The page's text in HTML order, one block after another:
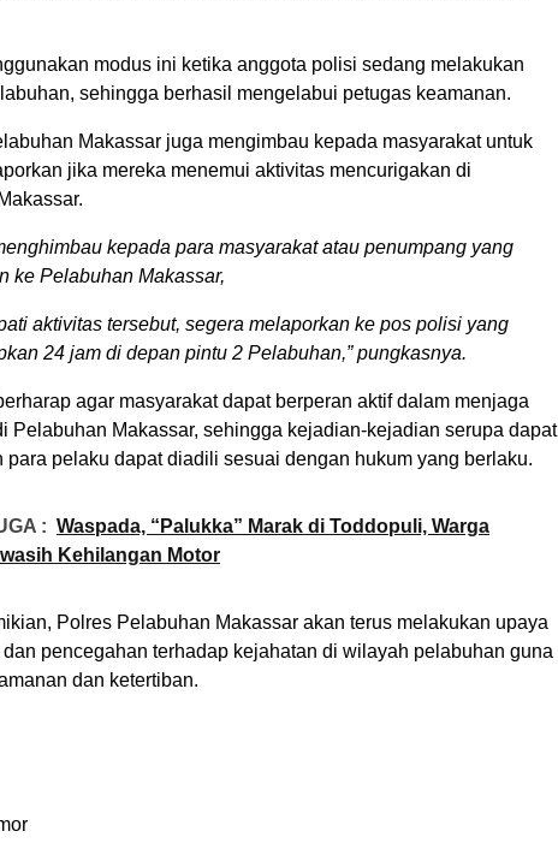
modus ini ketika anggota polisi sedang melakukan
sehingga berhasil mengelabui petugas keamanan.
Makassar juga mengimbau kepada masyarakat untuk
jika mereka menemui aktivitas mencurigakan di
kepada para masyarakat atau penumpang yang
ke Pelabuhan Makassar,
aktivitas tersebut, segera melaporkan ke pos polisi yang
24 jam di depan pintu 2 Pelabuhan,” pungkasnya.
agar masyarakat dapat berperan aktif dalam menjaga
Pelabuhan Makassar, sehingga kejadian-kejadian serupa dapat
para pelaku dapat diadili sesuai dengan hukum yang berlaku.
: Waspada, “Palukka” Marak di Toddopuli, Warga
Kehilangan Motor
Polres Pelabuhan Makassar akan terus melakukan upaya
pencegahan terhadap kejahatan di wilayah pelabuhan guna
dan ketertiban.